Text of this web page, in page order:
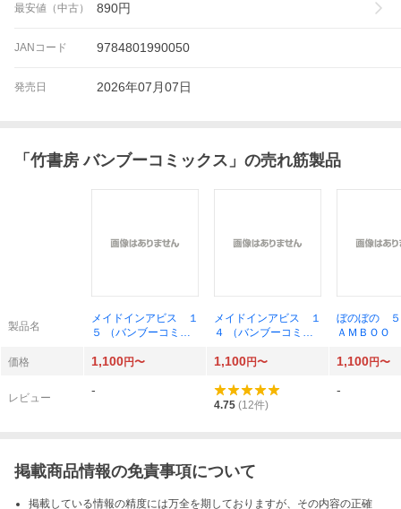
最安値（中古） 890円
JANコード 9784801990050
発売日 2026年07月07日
「 竹書房 バンブーコミックス 」の売れ筋製品
製品名
メイドインアビス １
５ （バンブーコミッ
と
メイドインアビス １
４ （バンブーコミッ
と
ぼのぼの ５
ＡＭＢＯＯ
お／著
価格 1,100円〜 1,100円〜 1,100円〜
レビュー
-
4.75 (12件)
-
掲載商品情報の免責事項について
掲載している情報の精度には万全を期しておりますが、その内容の正確